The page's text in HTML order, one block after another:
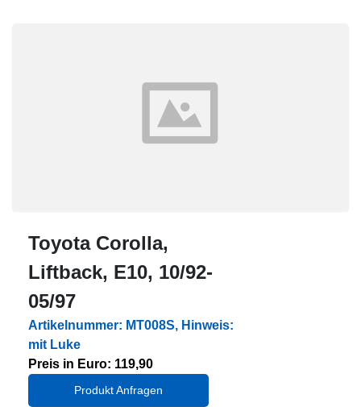
Toyota Corolla,
Liftback, E10, 10/92-
05/97
Artikelnummer: MT008S, Hinweis:
mit Luke
Preis in Euro: 119,90
Produkt Anfragen